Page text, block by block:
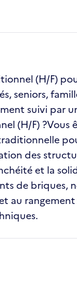
(H/F)
seniors,
suivi
(H/F)
des
et la
de
au